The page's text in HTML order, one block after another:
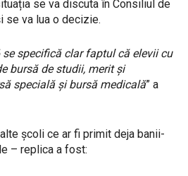
se va discuta în Consiliul de
se va lua o decizie.
specifică clar faptul că elevii cu
bursă de studii, merit și
specială și bursă medicală” a
școli ce ar fi primit deja banii-
– replica a fost: